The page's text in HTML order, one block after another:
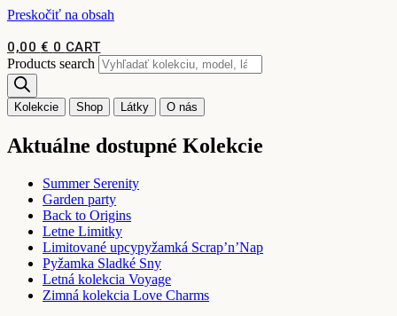
Preskočiť na obsah
0,00 € 0 CART
Products search
Kolekcie Shop Látky O nás
Aktuálne dostupné Kolekcie
Summer Serenity
Garden party
Back to Origins
Letne Limitky
Limitované upcypyžamká Scrap’n’Nap
Pyžamka Sladké Sny
Letná kolekcia Voyage
Zimná kolekcia Love Charms